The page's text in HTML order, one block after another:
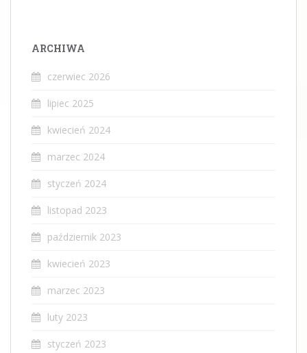
ARCHIWA
czerwiec 2026
lipiec 2025
kwiecień 2024
marzec 2024
styczeń 2024
listopad 2023
październik 2023
kwiecień 2023
marzec 2023
luty 2023
styczeń 2023